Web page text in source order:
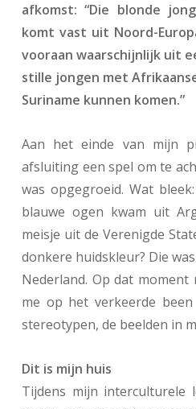
afkomst: “Die blonde
komt vast uit Noord-
vooraan waarschijnlijk uit
stille jongen met
Suriname kunnen komen.”
Aan het einde van mijn
afsluiting een spel om te
was opgegroeid. Wat
blauwe ogen kwam uit
meisje uit de Verenigde
donkere huidskleur? Die
Nederland. Op dat
me op het verkeerde
stereotypen, de beelden in
Dit is mijn huis
Tijdens mijn interculturele